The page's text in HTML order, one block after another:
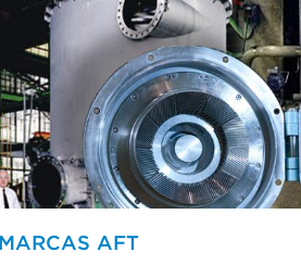
MARCAS AFT